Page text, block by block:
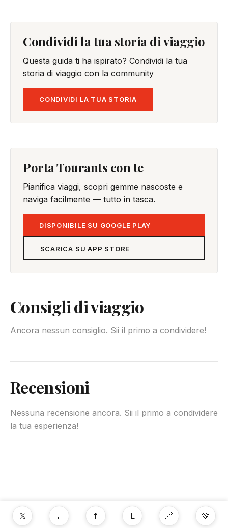
Condividi la tua storia di viaggio
Questa guida ti ha ispirato? Condividi la tua
storia di viaggio con la community
CONDIVIDI LA TUA STORIA
Porta Tourants con te
Pianifica viaggi, scopri gemme nascoste e
naviga facilmente — tutto in tasca.
DISPONIBILE SU GOOGLE PLAY
SCARICA SU APP STORE
Consigli di viaggio
Ancora nessun consiglio. Sii il primo a condividere!
Recensioni
Nessuna recensione ancora. Sii il primo a condividere
la tua esperienza!
𝕏 💬 f L 🔗 💚